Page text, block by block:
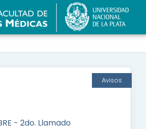
Avisos
- 2do. Llamado